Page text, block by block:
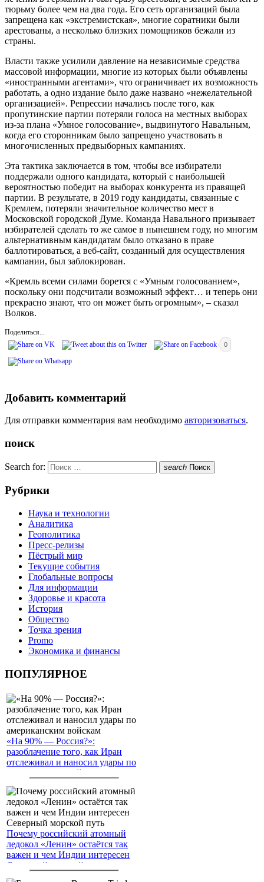
тюрьму более чем на два года. Его сеть организаций была
запрещена как «экстремистская», многие соратники были
арестованы, а несколько близких помощников бежали из
страны.
Власти также усилили давление на независимые средства
массовой информации, многие из которых были объявлены
«иностранными агентами», что ограничивает их возможность
работать, а одно издание было даже названо «нежелательной
организацией». Репрессии начались после того, как
пропутинские партии потеряли голоса на местных выборах
из-за плана «Умное голосование», выдвинутого Навальным,
когда его сторонникам было запрещено участвовать в
многочисленных предвыборных кампаниях.
Эта тактика заключается в том, чтобы все избиратели
поддержали одного кандидата, который с наибольшей
вероятностью победит на выборах конкурента из правящей
партии. В результате, в 2019 году кандидаты, связанные с
Кремлем, потеряли значительное количество мест в
Московской городской Думе. Команда Навального призывает
избирателей сделать то же самое в нынешнем году, но многим
альтернативным кандидатам было отказано в праве
баллотироваться, а веб-сайт, созданный для осуществления
кампании, был заблокирован.
«Кремль всеми силами борется с «Умным голосованием»,
поскольку они подсчитали возможный эффект… и теперь они
прекрасно знают, что он может быть огромным», – сказал
Волков.
Поделиться...
0
Добавить комментарий
Для отправки комментария вам необходимо авторизоваться.
поиск
Search for: search Поиск
Рубрики
Наука и технологии
Аналитика
Геополитика
Пресс-релизы
Пёстрый мир
Текущие события
Глобальные вопросы
Для информации
Здоровье и красота
История
Общество
Точка зрения
Promo
Экономика и финансы
ПОПУЛЯРНОЕ
«На 90% — Россия?»:
разоблачение того, как Иран
отслеживал и наносил удары по
американским войскам
Почему российский атомный
ледокол «Ленин» остаётся так
важен и чем Индии интересен
Северный морской путь